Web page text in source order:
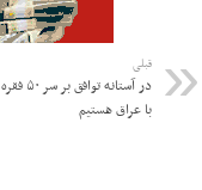
قبلی
در
با عراق هستیم